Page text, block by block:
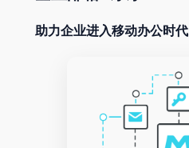
助力企业进入移动办公时代